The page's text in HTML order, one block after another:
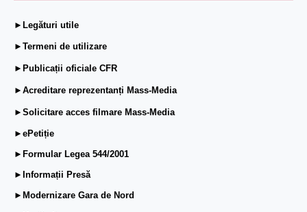
►Legături utile
►Termeni de utilizare
►Publicații oficiale CFR
►Acreditare reprezentanți Mass-Media
►Solicitare acces filmare Mass-Media
►ePetiție
►Formular Legea 544/2001
►Informații Presă
►Modernizare Gara de Nord